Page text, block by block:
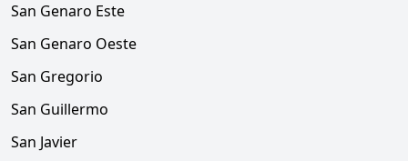
San Genaro Este
San Genaro Oeste
San Gregorio
San Guillermo
San Javier